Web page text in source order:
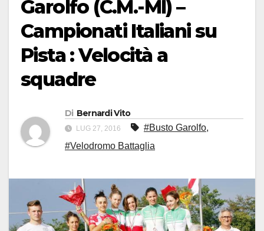
Garolfo (C.M.-MI) –
Campionati Italiani su
Pista : Velocità a
squadre
Di Bernardi Vito
LUG 27, 2016 #Busto Garolfo,
#Velodromo Battaglia